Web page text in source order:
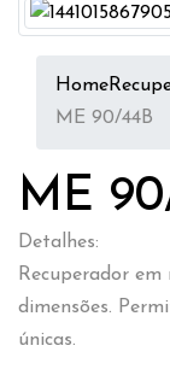
Home
ME 90/44B
ME
Detalhes:
Recuperador em
dimensões.
únicas.